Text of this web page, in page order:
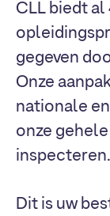
CLL biedt al
gegeven
Onze
nationale
onze
inspecteren.
Dit is uw